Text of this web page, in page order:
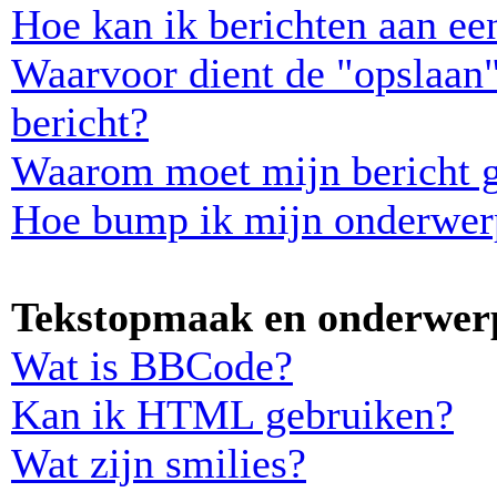
Hoe kan ik berichten aan
Waarvoor dient de
bericht?
Waarom moet mijn bericht
Hoe bump ik mijn
Tekstopmaak en
Wat is BBCode?
Kan ik HTML gebruiken?
Wat zijn smilies?